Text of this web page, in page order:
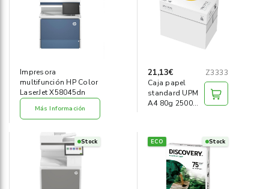
Impresora
multifunción HP Color
LaserJet X58045dn
Más Información
21,13€
Z3333
Caja papel
standard UPM
A4 80g 2500
Stock ECO Stock